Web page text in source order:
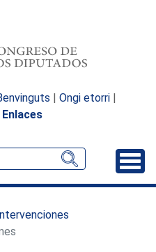
| Ongi etorri |
Enlaces